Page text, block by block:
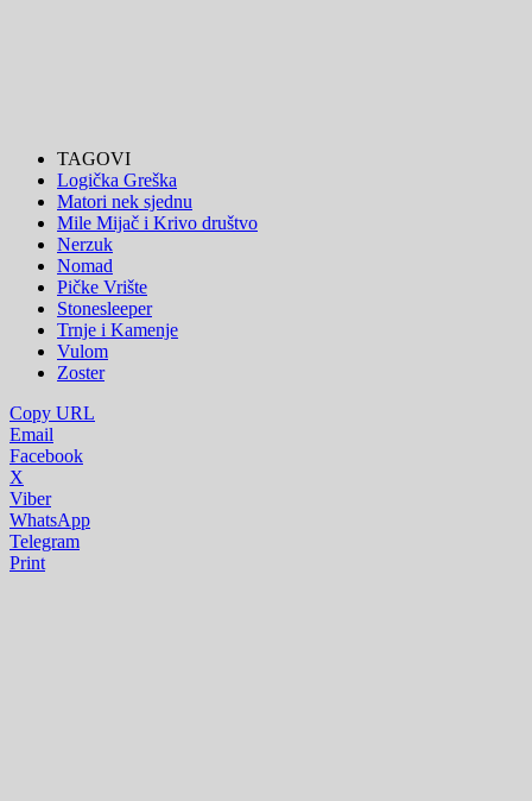
TAGOVI
Logička Greška
Matori nek sjednu
Mile Mijač i Krivo društvo
Nerzuk
Nomad
Pičke Vrište
Stonesleeper
Trnje i Kamenje
Vulom
Zoster
Copy URL
Email
Facebook
X
Viber
WhatsApp
Telegram
Print